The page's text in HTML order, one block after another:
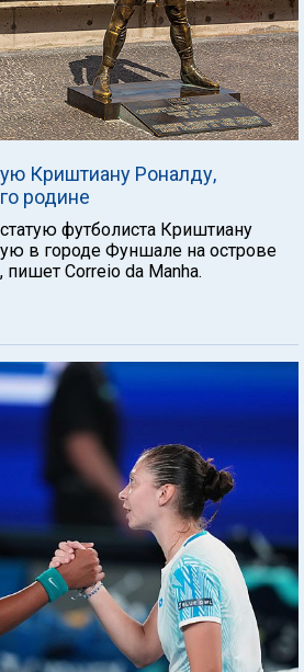
Криштиану Роналду,
родине
футболиста Криштиану
в городе Фуншале на острове
Correio da Manha.